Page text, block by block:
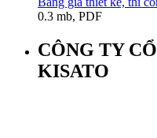
0.3 mb, PDF
CÔNG TY
KISATO